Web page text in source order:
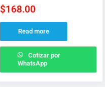
$168.00
Read more
Cotizar por
WhatsApp